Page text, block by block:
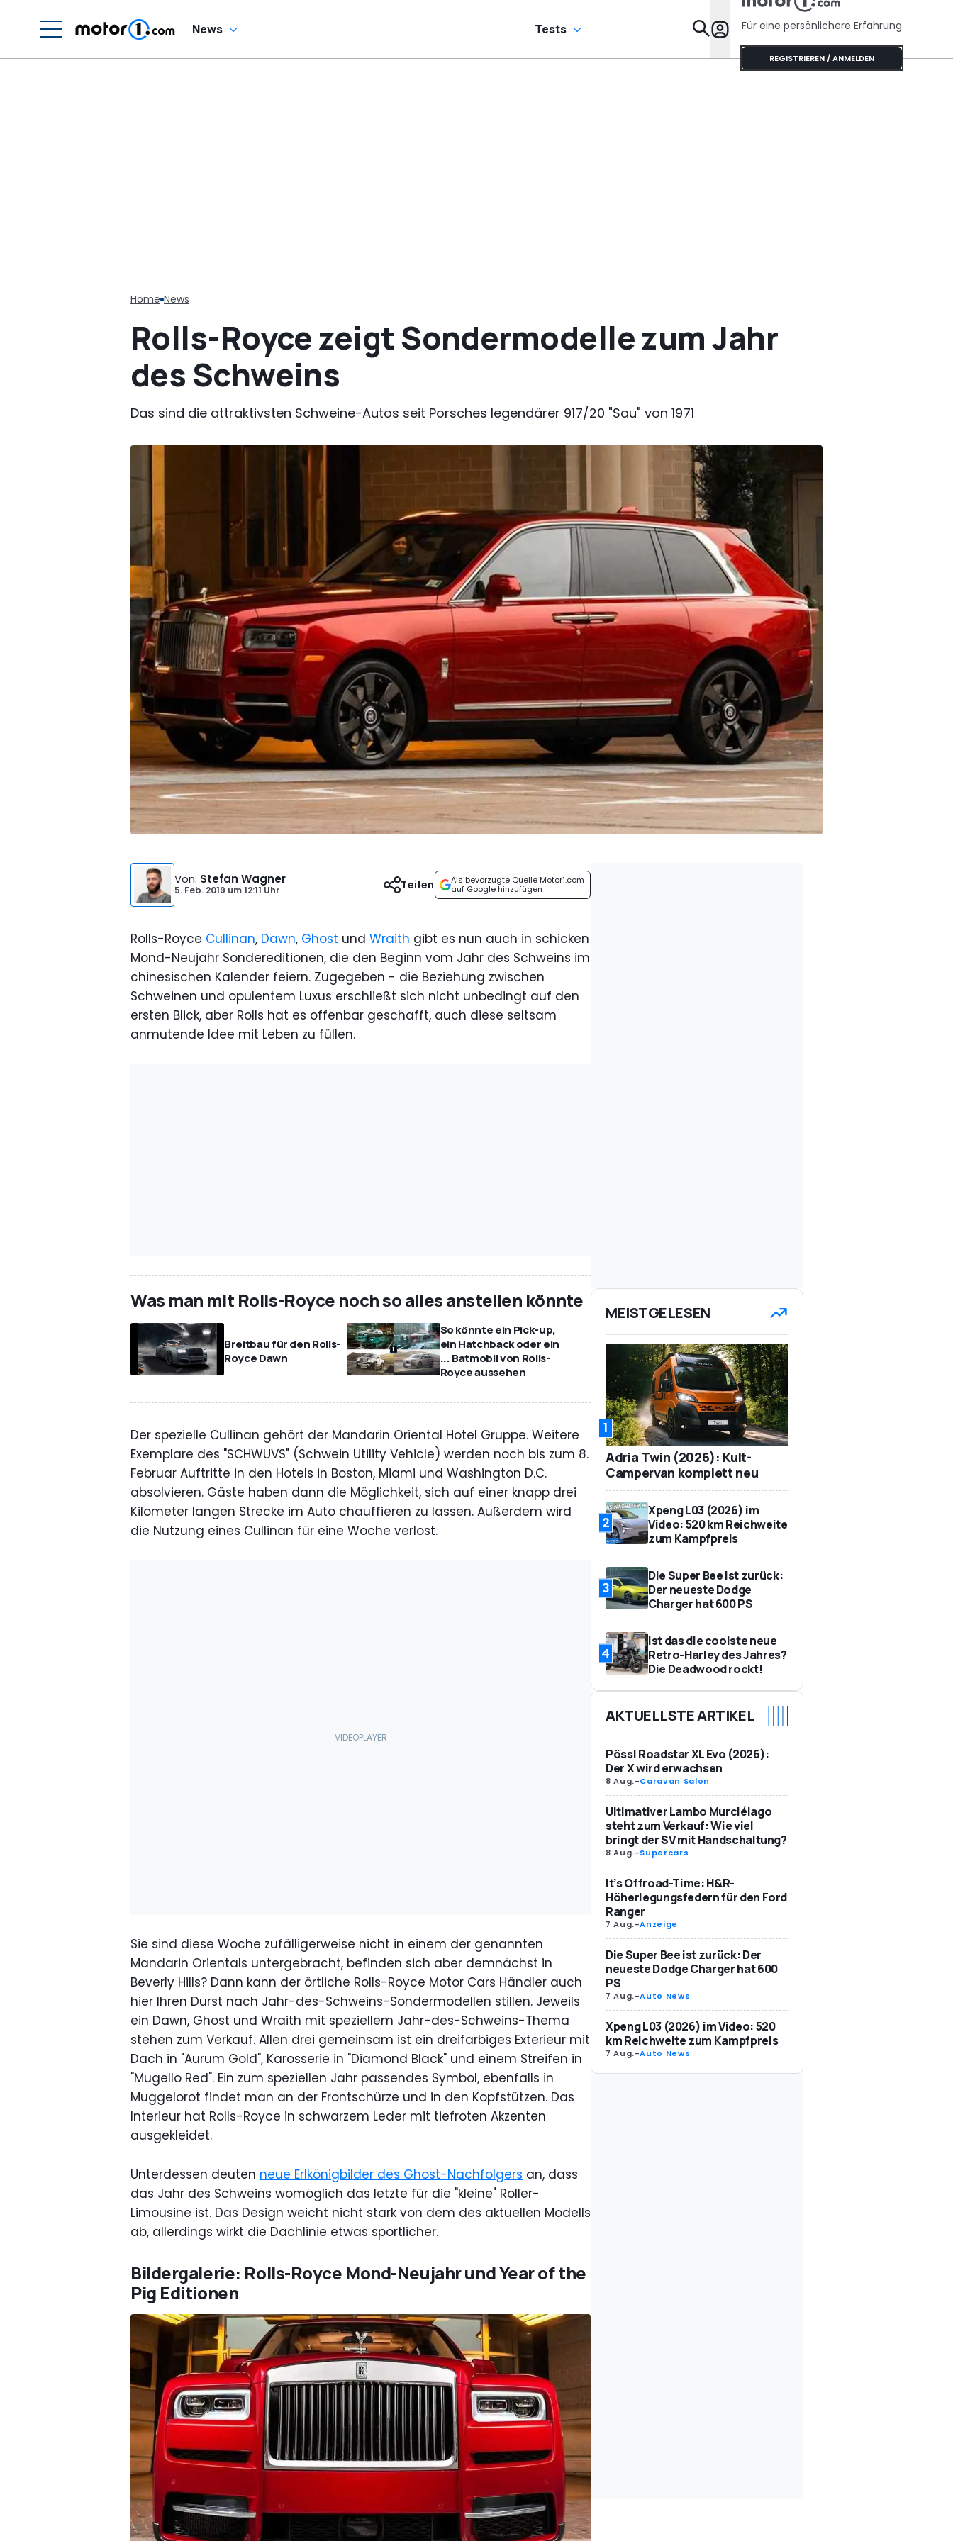
News Tests Specials
Für eine persönlichere Erfahrung
REGISTRIEREN / ANMELDEN
Home News
Rolls-Royce zeigt Sondermodelle zum Jahr
des Schweins
Das sind die attraktivsten Schweine-Autos seit Porsches legendärer 917/20 "Sau" von 1971
Von: Stefan Wagner
5. Feb. 2019 um12:11 Uhr
Als bevorzugte Quelle Motor1.com
auf Google hinzufügen
Teilen
Rolls-Royce Cullinan, Dawn, Ghost und Wraith gibt es nun auch in schicken
Mond-Neujahr Sondereditionen, die den Beginn vom Jahr des Schweins im
chinesischen Kalender feiern. Zugegeben - die Beziehung zwischen
Schweinen und opulentem Luxus erschließt sich nicht unbedingt auf den
ersten Blick, aber Rolls hat es offenbar geschafft, auch diese seltsam
anmutende Idee mit Leben zu füllen.
Was man mit Rolls-Royce noch so alles anstellen könnte
Breitbau für den Rolls-
Royce Dawn
So könnte ein Pick-up,
ein Hatchback oder ein
... Batmobil von Rolls-
Royce aussehen
Der spezielle Cullinan gehört der Mandarin Oriental Hotel Gruppe. Weitere
Exemplare des "SCHWUVS" (Schwein Utility Vehicle) werden noch bis zum 8.
Februar Auftritte in den Hotels in Boston, Miami und Washington D.C.
absolvieren. Gäste haben dann die Möglichkeit, sich auf einer knapp drei
Kilometer langen Strecke im Auto chauffieren zu lassen. Außerdem wird
die Nutzung eines Cullinan für eine Woche verlost.
Sie sind diese Woche zufälligerweise nicht in einem der genannten
Mandarin Orientals untergebracht, befinden sich aber demnächst in
Beverly Hills? Dann kann der örtliche Rolls-Royce Motor Cars Händler auch
hier Ihren Durst nach Jahr-des-Schweins-Sondermodellen stillen. Jeweils
ein Dawn, Ghost und Wraith mit speziellem Jahr-des-Schweins-Thema
stehen zum Verkauf. Allen drei gemeinsam ist ein dreifarbiges Exterieur mit
Dach in "Aurum Gold", Karosserie in "Diamond Black" und einem Streifen in
"Mugello Red". Ein zum speziellen Jahr passendes Symbol, ebenfalls in
Muggelorot findet man an der Frontschürze und in den Kopfstützen. Das
Interieur hat Rolls-Royce in schwarzem Leder mit tiefroten Akzenten
ausgekleidet.
Unterdessen deuten neue Erlkönigbilder des Ghost-Nachfolgers an, dass
das Jahr des Schweins womöglich das letzte für die "kleine" Roller-
Limousine ist. Das Design weicht nicht stark von dem des aktuellen Modells
ab, allerdings wirkt die Dachlinie etwas sportlicher.
Bildergalerie: Rolls-Royce Mond-Neujahr und Year of the
Pig Editionen
MEISTGELESEN
1
Adria Twin (2026): Kult-
Campervan komplett neu
2
Xpeng L03 (2026) im
Video: 520 km Reichweite
zum Kampfpreis
3
Die Super Bee ist zurück:
Der neueste Dodge
Charger hat 600 PS
4
Ist das die coolste neue
Retro-Harley des Jahres?
Die Deadwood rockt!
AKTUELLSTE ARTIKEL
Pössl Roadstar XL Evo (2026):
Der X wird erwachsen
8 Aug.-Caravan Salon
Ultimativer Lambo Murciélago
steht zum Verkauf: Wie viel
bringt der SV mit Handschaltung?
8 Aug.-Supercars
It’s Offroad-Time: H&R-
Höherlegungsfedern für den Ford
Ranger
7 Aug.-Anzeige
Die Super Bee ist zurück: Der
neueste Dodge Charger hat 600
PS
7 Aug.-Auto News
Xpeng L03 (2026) im Video: 520
km Reichweite zum Kampfpreis
7 Aug.-Auto News
Handschaltung?